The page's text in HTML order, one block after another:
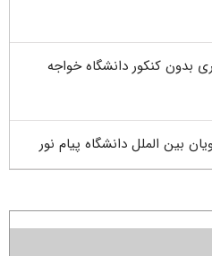
بدون کنکور دانشگاه خواجه
بین الملل دانشگاه پیام نور